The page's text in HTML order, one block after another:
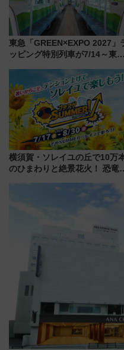
東急「GREEN×EXPO 2027」
ッピング特別列車が7/14～東
ー！ 注目の編成やデザインまと
め
横須賀・ソレイユの丘で10万
のひまわりと絶景花火！ 恐竜